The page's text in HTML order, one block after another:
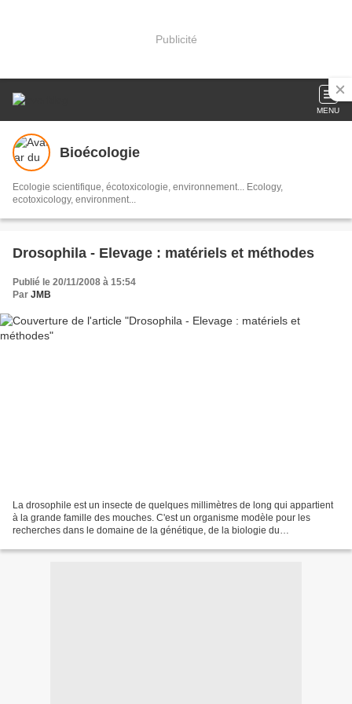
Publicité
MENU
Bioécologie
Ecologie scientifique, écotoxicologie, environnement... Ecology,
ecotoxicology, environment...
Drosophila - Elevage : matériels et méthodes
Publié le 20/11/2008 à 15:54
Par JMB
La drosophile est un insecte de quelques millimètres de long qui appartient
à la grande famille des mouches. C'est un organisme modèle pour les
recherches dans le domaine de la génétique, de la biologie du